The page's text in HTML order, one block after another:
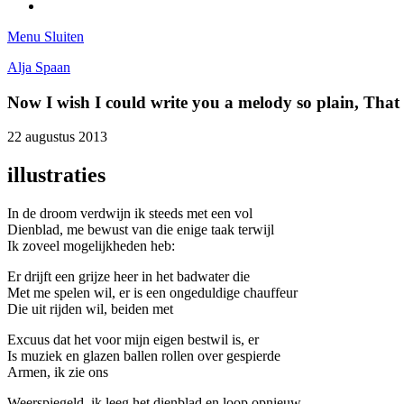
Menu Sluiten
Alja Spaan
Now I wish I could write you a melody so plain,
22 augustus 2013
illustraties
In de droom verdwijn ik steeds met een vol
Dienblad, me bewust van die enige taak terwijl
Ik zoveel mogelijkheden heb:
Er drijft een grijze heer in het badwater die
Met me spelen wil, er is een ongeduldige chauffeur
Die uit rijden wil, beiden met
Excuus dat het voor mijn eigen bestwil is, er
Is muziek en glazen ballen rollen over gespierde
Armen, ik zie ons